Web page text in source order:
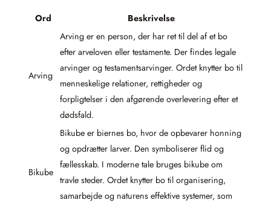
Ord Beskrivelse
Arving
Arving er en person, der har ret til del af et bo
efter arveloven eller testamente. Der findes legale
arvinger og testamentsarvinger. Ordet knytter bo til
menneskelige relationer, rettigheder og
forpligtelser i den afgørende overlevering efter et
dødsfald.
Bikube
Bikube er biernes bo, hvor de opbevarer honning
og opdrætter larver. Den symboliserer flid og
fællesskab. I moderne tale bruges bikube om
travle steder. Ordet knytter bo til organisering,
samarbejde og naturens effektive systemer, som